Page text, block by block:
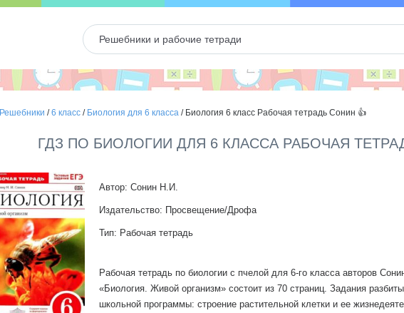
Решебники /6 класс/ Биология для 6 класса/ Биология 6 класс Рабочая тетрадь Сонин 👍
ГДЗ ПО БИОЛОГИИ ДЛЯ 6 КЛАССА РАБОЧАЯ
Автор: Сонин Н.И.
Издательство: Просвещение/Дрофа
Тип: Рабочая тетрадь
Рабочая тетрадь по биологии с пчелой для 6-го класса авторов
«Биология. Живой организм» состоит из 70 страниц. Задания
школьной программы: строение растительной клетки и ее